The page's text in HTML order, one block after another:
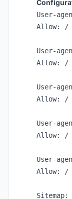
User-
Allow: /
User-
Allow: /
User-
Allow: /
User-
Allow: /
User-
Allow: /